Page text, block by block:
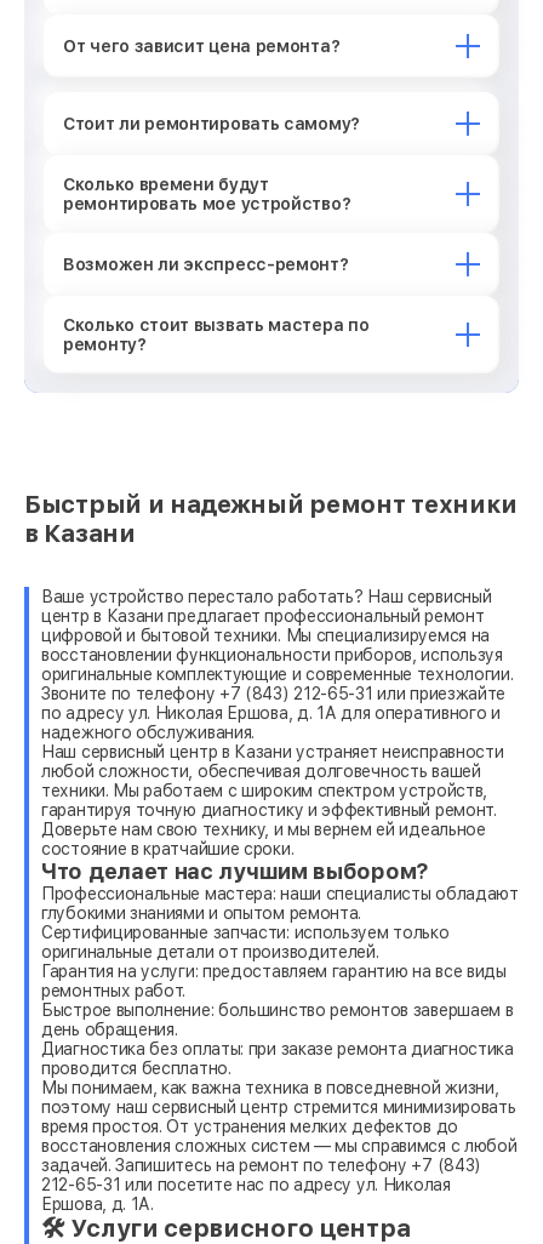
От чего зависит цена ремонта?
Стоит ли ремонтировать самому?
Сколько времени будут
ремонтировать мое устройство?
Возможен ли экспресс-ремонт?
Сколько стоит вызвать мастера по
ремонту?
Быстрый и надежный ремонт техники
в Казани
Ваше устройство перестало работать? Наш сервисный
центр в Казани предлагает профессиональный ремонт
цифровой и бытовой техники. Мы специализируемся на
восстановлении функциональности приборов, используя
оригинальные комплектующие и современные технологии.
Звоните по телефону +7 (843) 212-65-31 или приезжайте
по адресу ул. Николая Ершова, д. 1А для оперативного и
надежного обслуживания.
Наш сервисный центр в Казани устраняет неисправности
любой сложности, обеспечивая долговечность вашей
техники. Мы работаем с широким спектром устройств,
гарантируя точную диагностику и эффективный ремонт.
Доверьте нам свою технику, и мы вернем ей идеальное
состояние в кратчайшие сроки.
Что делает нас лучшим выбором?
Профессиональные мастера: наши специалисты обладают
глубокими знаниями и опытом ремонта.
Сертифицированные запчасти: используем только
оригинальные детали от производителей.
Гарантия на услуги: предоставляем гарантию на все виды
ремонтных работ.
Быстрое выполнение: большинство ремонтов завершаем в
день обращения.
Диагностика без оплаты: при заказе ремонта диагностика
проводится бесплатно.
Мы понимаем, как важна техника в повседневной жизни,
поэтому наш сервисный центр стремится минимизировать
время простоя. От устранения мелких дефектов до
восстановления сложных систем — мы справимся с любой
задачей. Запишитесь на ремонт по телефону +7 (843)
212-65-31 или посетите нас по адресу ул. Николая
Ершова, д. 1А.
🛠 Услуги сервисного центра